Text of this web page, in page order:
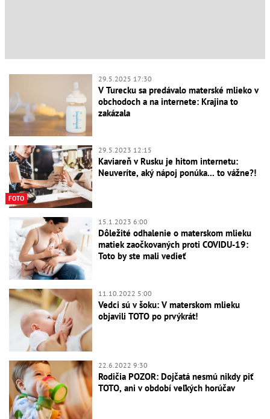
29.5.2025 17:30
V Turecku sa predávalo materské mlieko v
obchodoch a na internete: Krajina to
zakázala
FOTO
29.5.2023 12:15
Kaviareň v Rusku je hitom internetu:
Neuveríte, aký nápoj ponúka... to vážne?!
15.1.2023 6:00
Dôležité odhalenie o materskom mlieku
matiek zaočkovaných proti COVIDU-19:
Toto by ste mali vedieť
11.10.2022 5:00
Vedci sú v šoku: V materskom mlieku
objavili TOTO po prvýkrát!
22.6.2022 9:30
Rodičia POZOR: Dojčatá nesmú nikdy piť
TOTO, ani v období veľkých horúčav